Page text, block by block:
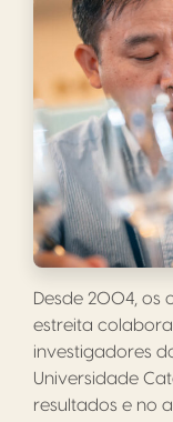
Desde 2004, os
estreita
investigadores
Universidade
resultados e no